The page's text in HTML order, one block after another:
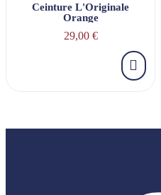
Ceinture L'Originale
Orange
29,00 €